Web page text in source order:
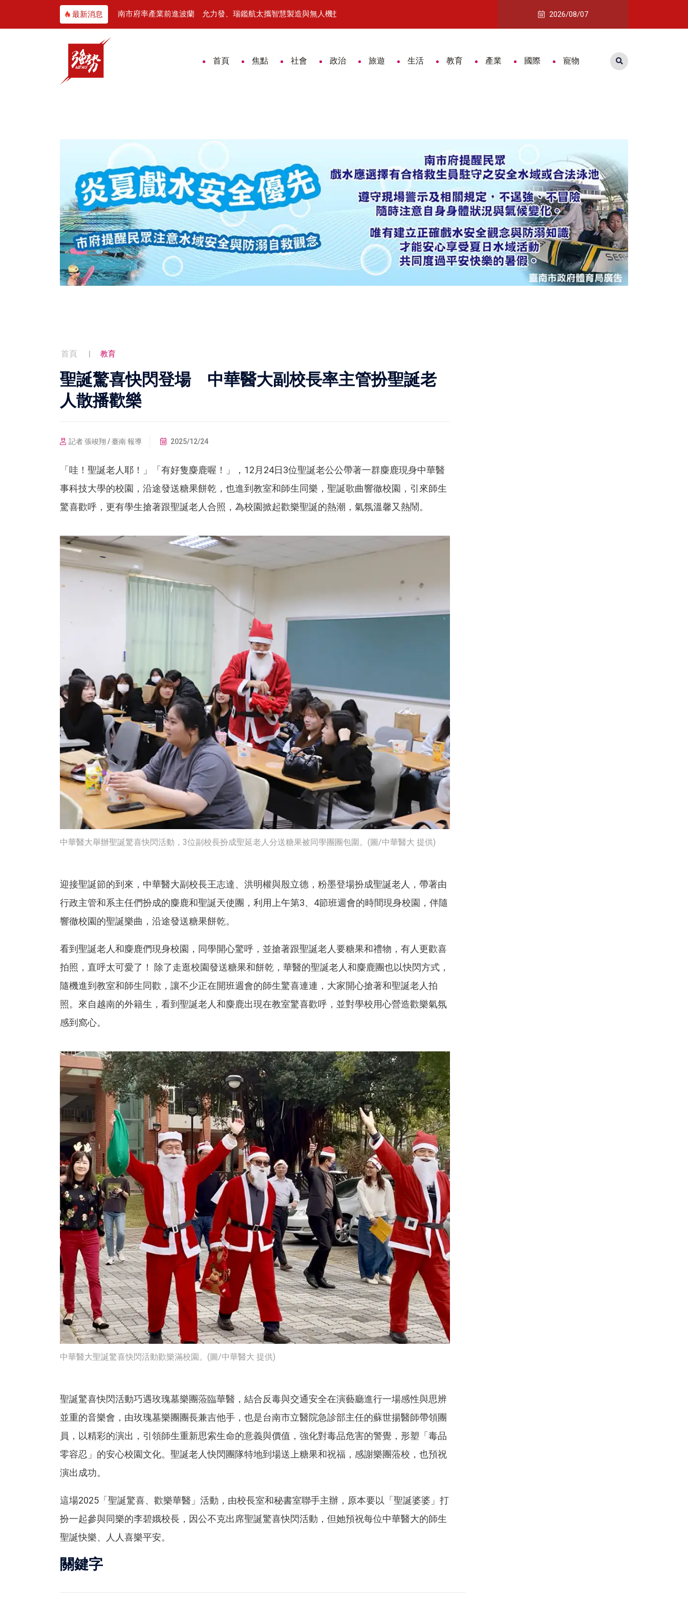
最新消息
際木雕藝術交流展開展 跨國藝術對話激盪木雕新視野南市府率產業前進波蘭 允力發、瑞鑑航太攜智慧製造與無人機技術搶攻歐洲商機 14家「嘉義式」品牌登上文博會 黃
2026/08/07
首頁 焦點 社會 政治 旅遊 生活 教育 產業 國際 寵物
首頁 教育
聖誕驚喜快閃登場 中華醫大副校長率主管扮聖誕老
人散播歡樂
記者 張竣翔 / 臺南 報導 2025/12/24
「哇！聖誕老人耶！」「有好隻麋鹿喔！」，12月24日3位聖誕老公公帶著一群麋鹿現身中華醫
事科技大學的校園，沿途發送糖果餅乾，也進到教室和師生同樂，聖誕歌曲響徹校園，引來師生
驚喜歡呼，更有學生搶著跟聖誕老人合照，為校園掀起歡樂聖誕的熱潮，氣氛溫馨又熱鬧。
中華醫大舉辦聖誕驚喜快閃活動，3位副校長扮成聖延老人分送糖果被同學團團包圍。(圖/中華醫大 提供)
迎接聖誕節的到來，中華醫大副校長王志達、洪明權與殷立德，粉墨登場扮成聖誕老人，帶著由
行政主管和系主任們扮成的麋鹿和聖誕天使團，利用上午第3、4節班週會的時間現身校園，伴隨
響徹校園的聖誕樂曲，沿途發送糖果餅乾。
看到聖誕老人和麋鹿們現身校園，同學開心驚呼，並搶著跟聖誕老人要糖果和禮物，有人更歡喜
拍照，直呼太可愛了！ 除了走逛校園發送糖果和餅乾，華醫的聖誕老人和麋鹿團也以快閃方式，
隨機進到教室和師生同歡，讓不少正在開班週會的師生驚喜連連，大家開心搶著和聖誕老人拍
照。來自越南的外籍生，看到聖誕老人和麋鹿出現在教室驚喜歡呼，並對學校用心營造歡樂氣氛
感到窩心。
中華醫大聖誕驚喜快閃活動歡樂滿校園。(圖/中華醫大 提供)
聖誕驚喜快閃活動巧遇玫瑰墓樂團蒞臨華醫，結合反毒與交通安全在演藝廳進行一場感性與思辨
並重的音樂會，由玫瑰墓樂團團長兼吉他手，也是台南市立醫院急診部主任的蘇世揚醫師帶領團
員，以精彩的演出，引領師生重新思索生命的意義與價值，強化對毒品危害的警覺，形塑「毒品
零容忍」的安心校園文化。聖誕老人快閃團隊特地到場送上糖果和祝福，感謝樂團蒞校，也預祝
演出成功。
這場2025「聖誕驚喜、歡樂華醫」活動，由校長室和秘書室聯手主辦，原本要以「聖誕婆婆」打
扮一起參與同樂的李碧娥校長，因公不克出席聖誕驚喜快閃活動，但她預祝每位中華醫大的師生
聖誕快樂、人人喜樂平安。
關鍵字